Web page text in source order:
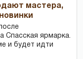
мастера,
Спасская ярмарка.
и будет идти